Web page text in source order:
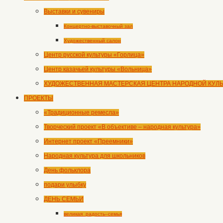
Выставки и сувениры
Концертно-выставочный зал
Художественный салон
Центр русской культуры «Горлица»
Центр казачьей культуры «Вольница»
ХУДОЖЕСТВЕННАЯ МАСТЕРСКАЯ ЦЕНТРА НАРОДНОЙ
ПРОЕКТЫ
«Традиционные ремесла»
Творческий проект «В объективе – народная культура»
Интернет проект «Преемники»
Народная культура для школьников
День фольклора
подари улыбку
ДЕНЬ СЕМЬИ
великая_радость–семья